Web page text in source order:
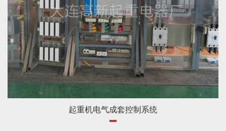
起重机电气成套控制系统